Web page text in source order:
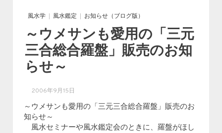
水ゼミナール｜風水
学・四柱推命学・易
学を合わせた立命講
座
風水学 風水鑑定 お知らせ（ブログ版）
～ウメサンも愛用の「三元
三合総合羅盤」販売のお知
らせ～
2006年9月15日
～ウメサンも愛用の「三元三合総合羅盤」販売のお
知らせ～
風水セミナーや風水鑑定会のときに、羅盤がほし